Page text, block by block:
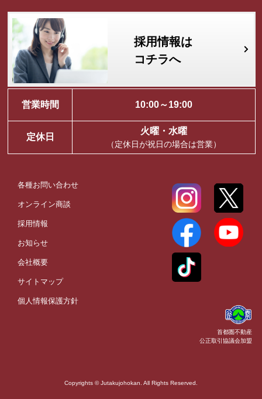
採用情報は
コチラへ
営業時間 10:00～19:00
定休日
火曜・水曜
（定休日が祝日の場合は営業）
各種お問い合わせ
オンライン商談
採用情報
お知らせ
会社概要
サイトマップ
個人情報保護方針
首都圏不動産
公正取引協議会加盟
Copyrights © Jutakujohokan. All Rights Reserved.